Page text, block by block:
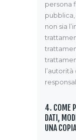
persona
non sia
4. COME
DATI,
UNA